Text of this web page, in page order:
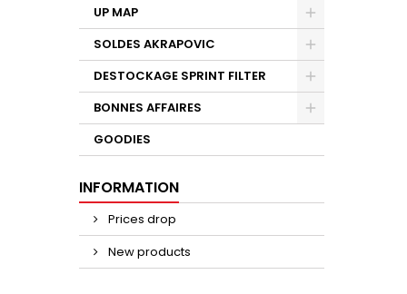
UP MAP
SOLDES AKRAPOVIC
DESTOCKAGE SPRINT FILTER
BONNES AFFAIRES
GOODIES
INFORMATION
Prices drop
New products